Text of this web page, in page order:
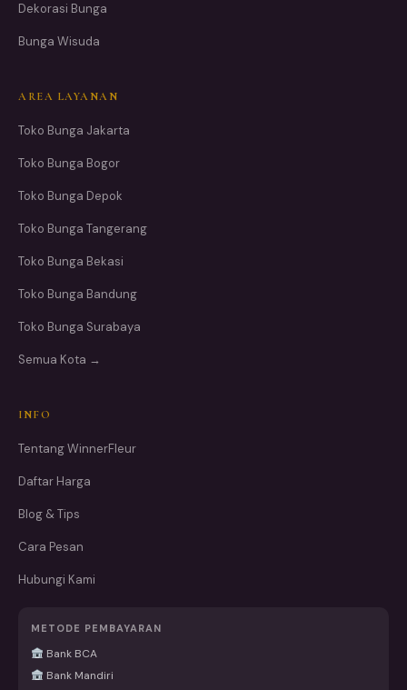
Dekorasi Bunga
Bunga Wisuda
AREA LAYANAN
Toko Bunga Jakarta
Toko Bunga Bogor
Toko Bunga Depok
Toko Bunga Tangerang
Toko Bunga Bekasi
Toko Bunga Bandung
Toko Bunga Surabaya
Semua Kota →
INFO
Tentang WinnerFleur
Daftar Harga
Blog & Tips
Cara Pesan
Hubungi Kami
METODE PEMBAYARAN
Bank BCA
Bank Mandiri